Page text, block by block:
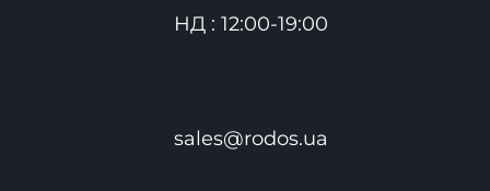
НД : 12:00-19:00
sales@rodos.ua